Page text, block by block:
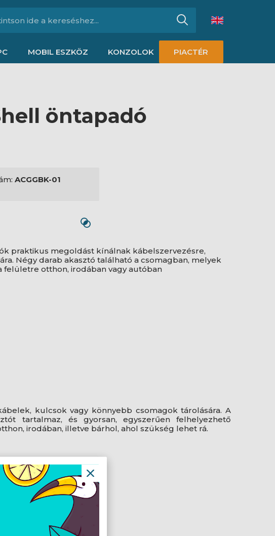
MOBIL ESZKÖZ KONZOLOK PIACTÉR
öntapadó
ACGGBK-01
praktikus megoldást kínálnak kábelszervezésre,
Négy darab akasztó található a csomagban, melyek
otthon, irodában vagy autóban
kulcsok vagy könnyebb csomagok tárolására. A
tartalmaz, és gyorsan, egyszerűen felhelyezhető
irodában, illetve bárhol, ahol szükség lehet rá.